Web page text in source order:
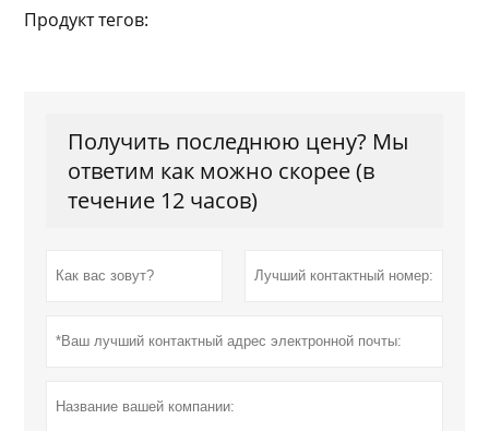
Продукт тегов:
Получить последнюю цену? Мы
ответим как можно скорее (в
течение 12 часов)